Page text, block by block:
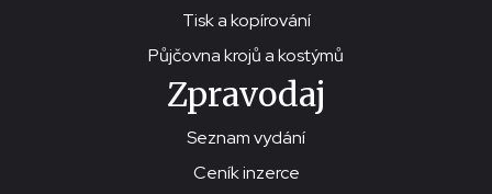
Tisk a kopírování
Půjčovna krojů a kostýmů
Zpravodaj
Seznam vydání
Ceník inzerce